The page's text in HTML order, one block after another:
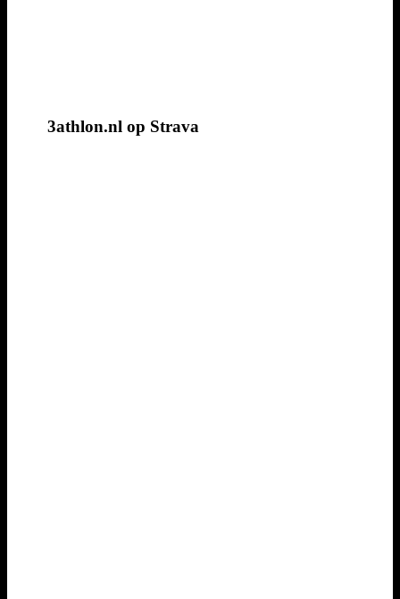
3athlon.nl op Strava